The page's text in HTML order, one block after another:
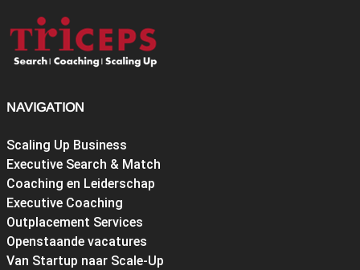
NAVIGATION
Scaling Up Business
Executive Search & Match
Coaching en Leiderschap
Executive Coaching
Outplacement Services
Openstaande vacatures
Van Startup naar Scale-Up